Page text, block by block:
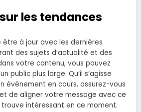
les tendances
être à jour avec les dernières
des sujets d’actualité et des
votre contenu, vous pouvez
public plus large. Qu’il s’agisse
événement en cours, assurez-vous
de aligner votre message avec ce
intéressant en ce moment.